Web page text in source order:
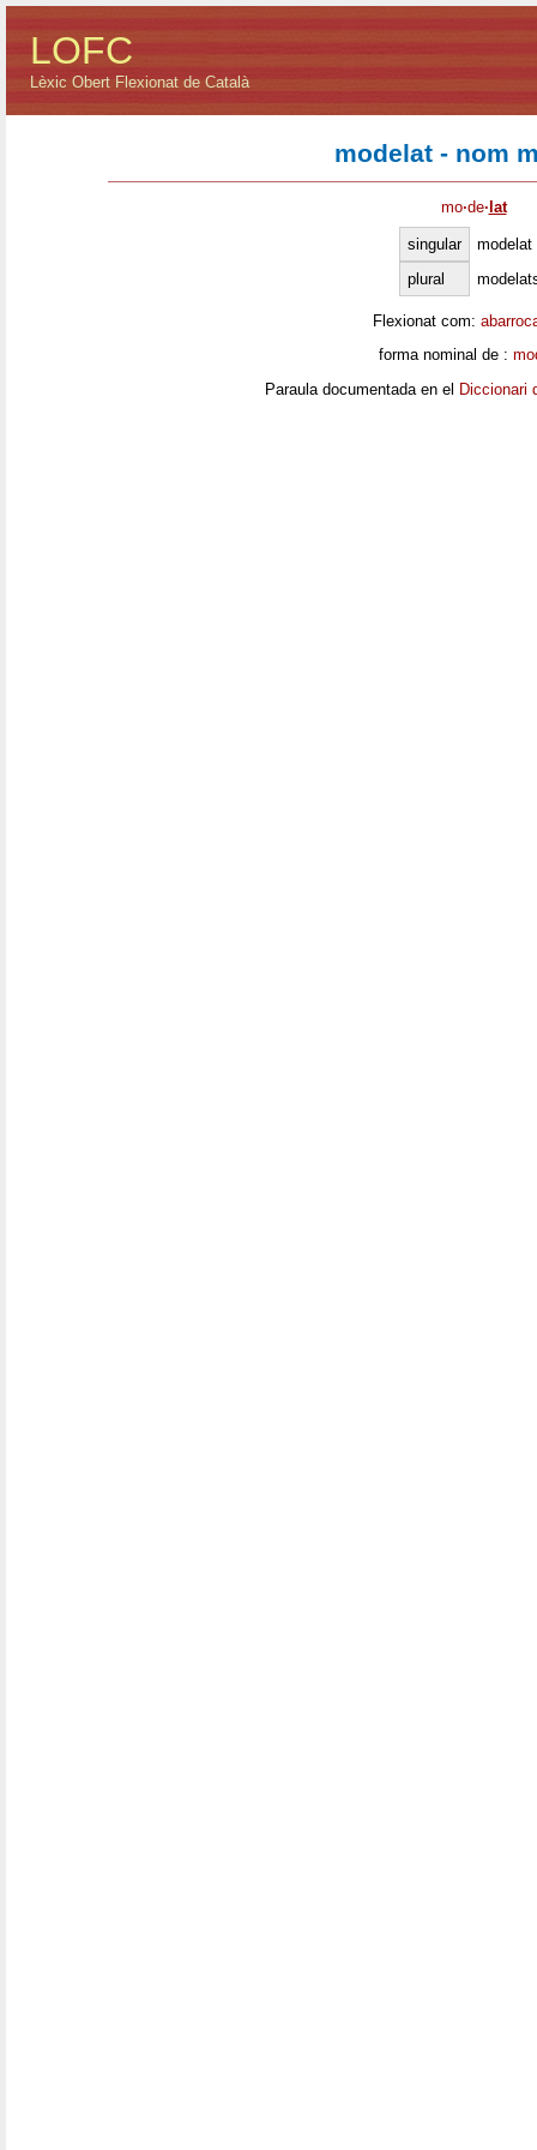
LOFC
Lèxic Obert Flexionat de Català
modelat - nom
mo·de· lat
singular
modelat
plural
Flexionat com:
forma nominal de :
Paraula documentada en el Diccionari